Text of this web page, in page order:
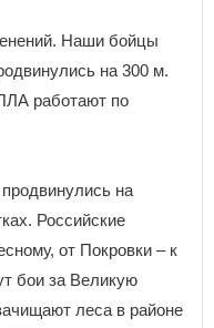
Наши бойцы
на 300 м.
работают по
на
Российские
от Покровки – к
бои за Великую
леса в районе